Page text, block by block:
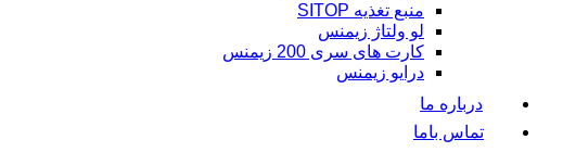
منبع تغذیه SITOP
لو ولتاژ زیمنس
کارت های سری 200 زیمنس
درایو زیمنس
درباره ما
تماس باما